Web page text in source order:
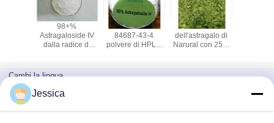
di
IV
98+%
Astragaloside IV
dalla radice di
Cas nessuna
84687-43-4
polvere di HPLC
Estratto 100%
dell'astragalo di
Narural con 25%
Cambi la lingua
Italian Jessica